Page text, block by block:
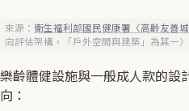
來源： 衛生福利部國民健康署〈高齡友善
向評估架構，「戶外空間與建築」為其一）
樂齡體健設施與一般成人款的設
向：